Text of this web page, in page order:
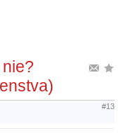
#13